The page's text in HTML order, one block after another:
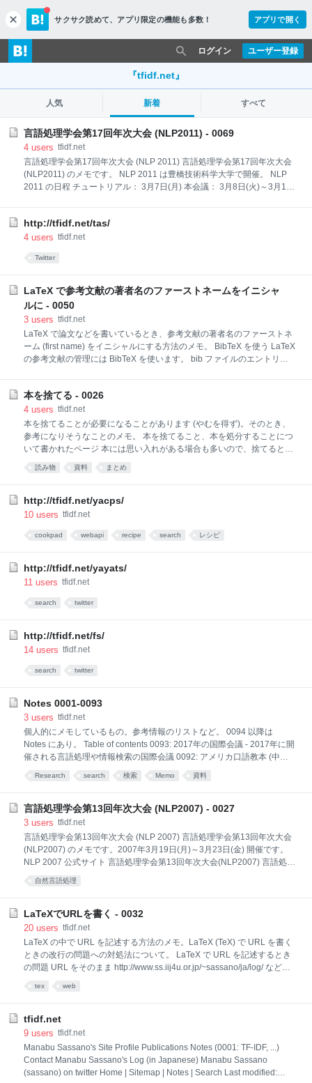
c
l
o
s
サクサク読めて、 アプリ限定の機能も多数！ アプリで開く
ユーザー登録
ログイン
『tfidf.net』
人気 新着 すべて
言語処理学会第17回年次大会 (NLP2011) - 0069
4 users tfidf.net
言語処理学会第17回年次大会 (NLP 2011) 言語処理学会第17回年次大会
(NLP2011) のメモです。 NLP 2011 は豊橋技術科学大学で開催。 NLP
2011 の日程 チュートリアル： 3月7日(月) 本会議： 3月8日(火)～3月10
よるページ 第１７回言語処理学会年次大会にようこそ - 豊橋技術科学大
学 - ... 豊橋技術科学大学へのアクセスについて .. 言語処理学会のための
... チュートリアル nlp2011_tutorial on USTREAM: ■言語処理学会第17回
http://tfidf.net/tas/
4 users tfidf.net
Twitter
LaTeX で参考文献の著者名のファーストネームをイニシャ
ルに - 0050
3 users tfidf.net
LaTeX で論文などを書いているとき、参考文献の著者名のファーストネ
ーム (first name) をイニシャルにする方法のメモ。 BibTeX を使う LaTeX
の参考文献の管理には BibTeX を使います。 bib ファイルのエントリ
{Linear-Time Dependency Analysis for {J}apanese}, booktitle={Proc. of
COLING 2004}, year={2004}, pages={8--14} ) 参考文献の通常の出力 こ
のとき、もちろん *.bst の内容によりますが、例えば以下のように出力さ
れます。 Manabu Sassano. 2
本を捨てる - 0026
4 users tfidf.net
本を捨てることが必要になることがあります (やむを得ず)。そのとき、
参考になりそうなことのメモ。 本を捨てること、本を処分することにつ
いて書かれたページ 本には思い入れがある場合も多いので、捨てるとき
にはいろいろ考えますね。見つけたページへのリンクをメモ。各ページ
の一部を引用して、リンクの後にあげています。 naoyaのはてなダイア
出していきます。昔読んだ本とか、なつかしいマンガとか出てきて脱線
しまくり。あと、結構積読のまま結局読まなかった ... 本を捨てる! - ... 綺
が増えていきます。 そのまま持っていれば、またしても「モノ」のヤマ
読み物 資料 まとめ
http://tfidf.net/yacps/
10 users tfidf.net
cookpad webapi recipe search レシピ
http://tfidf.net/yayats/
11 users tfidf.net
search twitter
http://tfidf.net/fs/
14 users tfidf.net
search twitter
Notes 0001-0093
3 users tfidf.net
個人的にメモしているもの。参考情報のリストなど。 0094 以降は
Notes にあり。 Table of contents 0093: 2017年の国際会議 - 2017年に開
催される言語処理や情報検索の国際会議 0092: アメリカ口語教本 (中級
用) - 会話表現習得用のメモ 0091: 自然言語処理の基本と技術 - 翔泳社か
ら出版される予定だった本について 0090: 読み終えた本 2015 - 2015年
や情報検索の国際会議 0088: 2015年の国際会議 - 2015年に開催される
言語処理や情報検索の国際会議 0087: 読み終えた本 2014 - 2014年に読
了した本 0086: 読み終えた本 2013 - 2013年に読了した本 0085: 言語処
理学会第19回年次大会 (NLP2013)
Research search 検索 Memo 資料
言語処理学会第13回年次大会 (NLP2007) - 0027
3 users tfidf.net
言語処理学会第13回年次大会 (NLP 2007) 言語処理学会第13回年次大会
(NLP2007) のメモです。2007年3月19日(月)～3月23日(金) 開催です。
NLP 2007 公式サイト 言語処理学会第13回年次大会(NLP2007) 言語処理
学会第13回年次大会(NLP2007)本会議プログラム 言語処理学会第13回
年次大会 (NLP 2007) のワークショップ NLP2007 併設ワークショップ
大会併設ワークショップ: 大規模Web研究基盤上での自然言語処理･情報
検索研究 NLP2007 特別セッション 大規模日本語データ公開に関する特
別セッション 言語処理学会第13回年次大会 (NLP 2007) に触れているブ
ログ記事など NLP2007 の参加報告や感想、コメントなどをブログ
(blog) で見かけ
自然言語処理
LaTeXでURLを書く - 0032
20 users tfidf.net
LaTeX の中で URL を記述する方法のメモ。LaTeX (TeX) で URL を書く
ときの改行の問題への対処法について。 LaTeX で URL を記述するとき
の問題 URL をそのまま http://www.ss.iij4u.or.jp/~sassano/ja/log/ などと
と、改行できない空白 (スペース) を意味する。 LaTeX で URL を書く方
法 スタイルファイルを使わない LaTeX で URL を書くには次のようにす
るのがよさそう。 スラッシュ / の代わりに \slash を使う。 チルダ (~) の
代わりに \~{} を
tex web
tfidf.net
9 users tfidf.net
Manabu Sassano's Site Profile Publications Notes (0001: TF-IDF, ...)
Contact Manabu Sassano's Log (in Japanese) Manabu Sassano
(sassano) on twitter Home | Sitemap | Notes | Search Last modified: